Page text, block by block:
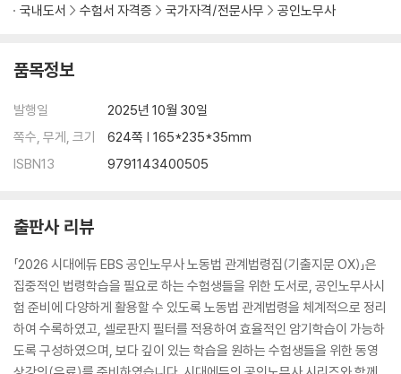
국내도서
수험서 자격증 국가자격/전문사무 공인노무사
품목정보
발행일
2025년 10월 30일
쪽수, 무게, 크기
624쪽 | 165*235*35mm
ISBN13
9791143400505
출판사 리뷰
「2026 시대에듀 EBS 공인노무사 노동법 관계법령집(기출지문 OX)」은
집중적인 법령학습을 필요로 하는 수험생들을 위한 도서로, 공인노무사시
험 준비에 다양하게 활용할 수 있도록 노동법 관계법령을 체계적으로 정리
하여 수록하였고, 셀로판지 필터를 적용하여 효율적인 암기학습이 가능하
도록 구성하였으며, 보다 깊이 있는 학습을 원하는 수험생들을 위한 동영